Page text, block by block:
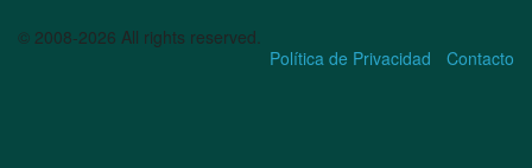
© 2008-2026 All rights reserved.
Contacto
Política de Privacidad